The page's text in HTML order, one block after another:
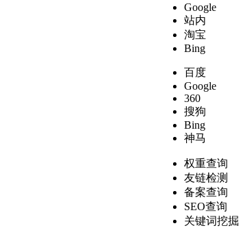
Google
站内
淘宝
Bing
百度
Google
360
搜狗
Bing
神马
权重查询
友链检测
备案查询
SEO查询
关键词挖掘